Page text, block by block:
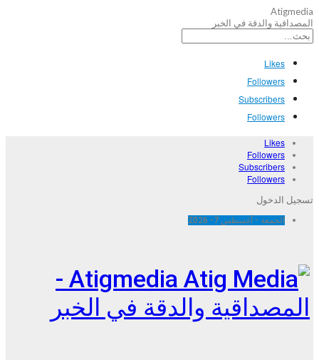
Atigmedia
المصداقية والدقة في الخبر
Likes
Followers
Subscribers
Followers
Likes
Followers
Subscribers
Followers
تسجيل الدخول
الجمعة - أغسطس 7- 2026
Atigmedia -
المصداقية والدقة في الخبر